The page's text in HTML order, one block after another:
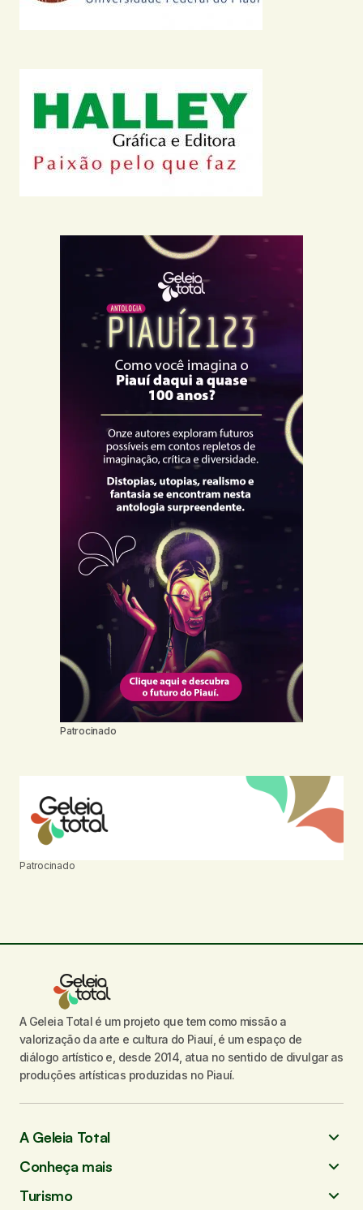
Patrocinado
Patrocinado
A Geleia Total é um projeto que tem como missão a
valorização da arte e cultura do Piauí, é um espaço de
diálogo artístico e, desde 2014, atua no sentido de divulgar as
produções artísticas produzidas no Piauí.
A Geleia Total
Conheça mais
Turismo